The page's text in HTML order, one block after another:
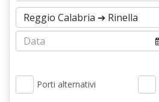
Porti alternativi